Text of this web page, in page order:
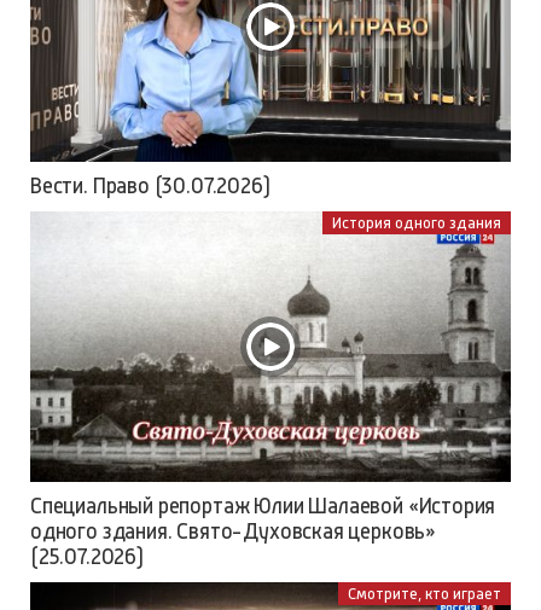
Вести. Право (30.07.2026)
История одного здания
Специальный репортаж Юлии Шалаевой «История
одного здания. Свято-Духовская церковь»
(25.07.2026)
Смотрите, кто играет